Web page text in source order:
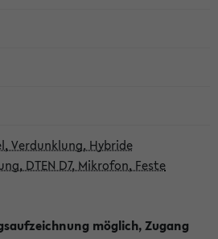
Verdunklung, Hybride
DTEN D7, Mikrofon, Feste
möglich, Zugang